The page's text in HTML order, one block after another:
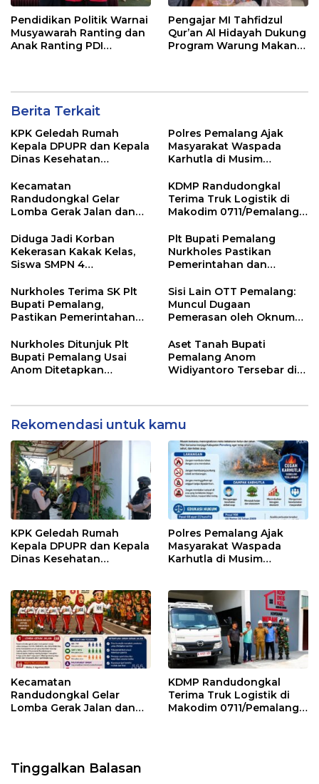
Pendidikan Politik Warnai
Musyawarah Ranting dan
Anak Ranting PDI
Pengajar MI Tahfidzul
Qur’an Al Hidayah Dukung
Program Warung Makan
Berita Terkait
KPK Geledah Rumah
Kepala DPUPR dan Kepala
Dinas Kesehatan
Polres Pemalang Ajak
Masyarakat Waspada
Karhutla di Musim
Kecamatan
Randudongkal Gelar
Lomba Gerak Jalan dan
HUT RI ke-81
KDMP Randudongkal
Terima Truk Logistik di
Makodim 0711/Pemalang
Desa
Diduga Jadi Korban
Kekerasan Kakak Kelas,
Siswa SMPN 4
Dunia
Plt Bupati Pemalang
Nurkholes Pastikan
Pemerintahan dan
Berjalan
Nurkholes Terima SK Plt
Bupati Pemalang,
Pastikan Pemerintahan
Sisi Lain OTT Pemalang:
Muncul Dugaan
Pemerasan oleh Oknum
Nurkholes Ditunjuk Plt
Bupati Pemalang Usai
Anom Ditetapkan
Aset Tanah Bupati
Pemalang Anom
Widiyantoro Tersebar di
Rekomendasi untuk kamu
KPK Geledah Rumah
Kepala DPUPR dan Kepala
Dinas Kesehatan
Polres Pemalang Ajak
Masyarakat Waspada
Karhutla di Musim
Kecamatan
Randudongkal Gelar
Lomba Gerak Jalan dan
KDMP Randudongkal
Terima Truk Logistik di
Makodim 0711/Pemalang
Tinggalkan Balasan